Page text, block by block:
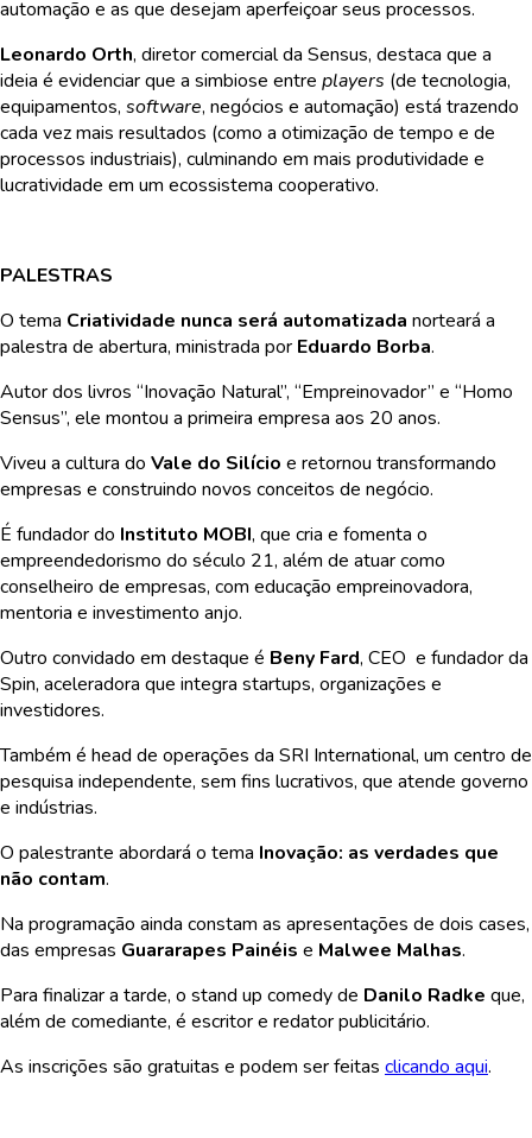
automação e as que desejam aperfeiçoar seus processos.
Leonardo Orth, diretor comercial da Sensus, destaca que a
ideia é evidenciar que a simbiose entre players (de tecnologia,
equipamentos, software, negócios e automação) está trazendo
cada vez mais resultados (como a otimização de tempo e de
processos industriais), culminando em mais produtividade e
lucratividade em um ecossistema cooperativo.
PALESTRAS
O tema Criatividade nunca será automatizada norteará a
palestra de abertura, ministrada por Eduardo Borba.
Autor dos livros “Inovação Natural”, “Empreinovador” e “Homo
Sensus”, ele montou a primeira empresa aos 20 anos.
Viveu a cultura do Vale do Silício e retornou transformando
empresas e construindo novos conceitos de negócio.
É fundador do Instituto MOBI, que cria e fomenta o
empreendedorismo do século 21, além de atuar como
conselheiro de empresas, com educação empreinovadora,
mentoria e investimento anjo.
Outro convidado em destaque é Beny Fard, CEO e fundador da
Spin, aceleradora que integra startups, organizações e
investidores.
Também é head de operações da SRI International, um centro de
pesquisa independente, sem fins lucrativos, que atende governo
e indústrias.
O palestrante abordará o tema Inovação: as verdades que
não contam.
Na programação ainda constam as apresentações de dois cases,
das empresas Guararapes Painéis e Malwee Malhas.
Para finalizar a tarde, o stand up comedy de Danilo Radke que,
além de comediante, é escritor e redator publicitário.
As inscrições são gratuitas e podem ser feitas clicando aqui.